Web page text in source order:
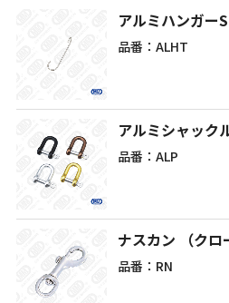
アルミハンガー
品番：ALHT
アルミシャック
品番：ALP
ナスカン （クロ
品番：RN